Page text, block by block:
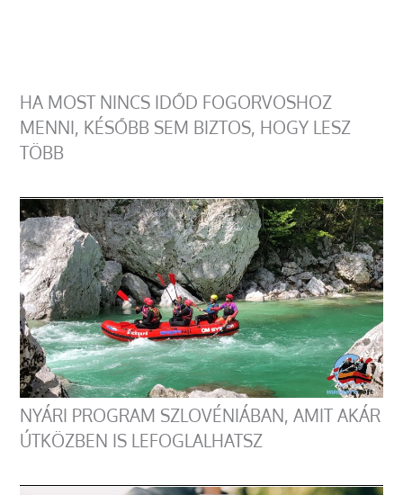
HA MOST NINCS IDŐD FOGORVOSHOZ
MENNI, KÉSŐBB SEM BIZTOS, HOGY LESZ
TÖBB
NYÁRI PROGRAM SZLOVÉNIÁBAN, AMIT AKÁR
ÚTKÖZBEN IS LEFOGLALHATSZ